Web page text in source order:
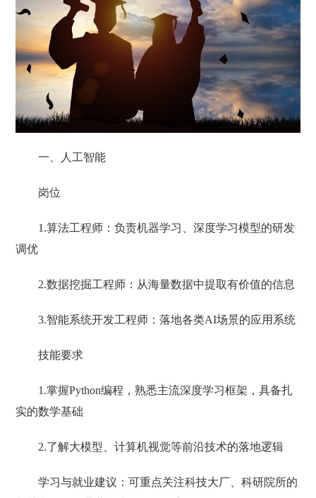
一、人工智能
岗位
1.算法工程师：负责机器学习、深度学习模型的研发
调优
2.数据挖掘工程师：从海量数据中提取有价值的信息
3.智能系统开发工程师：落地各类AI场景的应用系统
技能要求
1.掌握Python编程，熟悉主流深度学习框架，具备扎
实的数学基础
2.了解大模型、计算机视觉等前沿技术的落地逻辑
学习与就业建议：可重点关注科技大厂、科研院所的